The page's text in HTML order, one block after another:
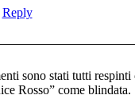
Reply
sono stati tutti
Rosso” come blindata.